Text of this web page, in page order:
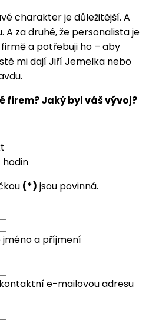
charakter je důležitější. A
za druhé, že personalista je
a potřebuji ho – aby
mi dají Jiří Jemelka nebo
firem? Jaký byl váš vývoj?
hodin
(*) jsou povinná.
a příjmení
e-mailovou adresu